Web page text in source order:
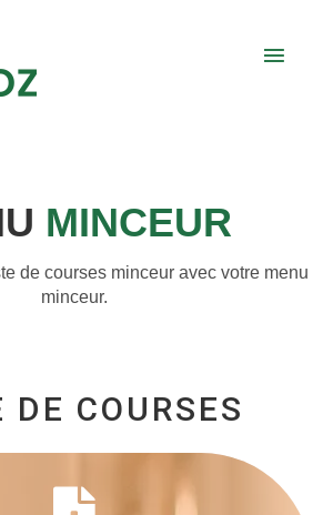
MINCEUR
de courses minceur avec votre menu
minceur.
DE COURSES